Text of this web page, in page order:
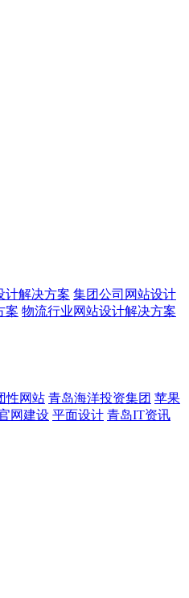
计解决方案 集团公司网站设计
案 物流行业网站设计解决方案
性网站 青岛海洋投资集团 苹果
网建设 平面设计 青岛IT资讯